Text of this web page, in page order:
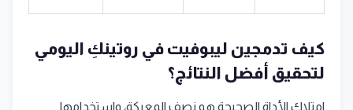
كيف تدمجين ليبوفيت في روتينكِ اليومي
لتحقيق أفضل النتائج؟
امتلاك الأداة الصحيحة هو نصف المعركة، واستخدامها